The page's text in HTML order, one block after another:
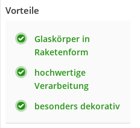
Vorteile
Glaskörper in
Raketenform
hochwertige
Verarbeitung
besonders dekorativ